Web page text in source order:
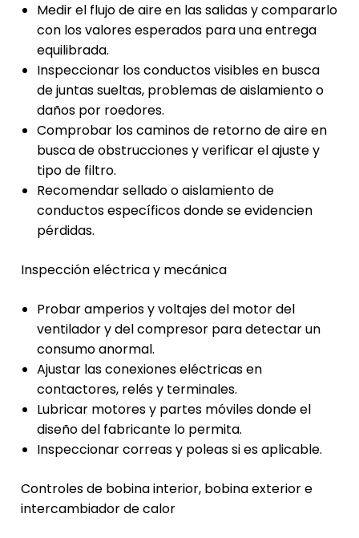
Medir el flujo de aire en las salidas y compararlo
con los valores esperados para una entrega
equilibrada.
Inspeccionar los conductos visibles en busca
de juntas sueltas, problemas de aislamiento o
daños por roedores.
Comprobar los caminos de retorno de aire en
busca de obstrucciones y verificar el ajuste y
tipo de filtro.
Recomendar sellado o aislamiento de
conductos específicos donde se evidencien
pérdidas.
Inspección eléctrica y mecánica
Probar amperios y voltajes del motor del
ventilador y del compresor para detectar un
consumo anormal.
Ajustar las conexiones eléctricas en
contactores, relés y terminales.
Lubricar motores y partes móviles donde el
diseño del fabricante lo permita.
Inspeccionar correas y poleas si es aplicable.
Controles de bobina interior, bobina exterior e
intercambiador de calor